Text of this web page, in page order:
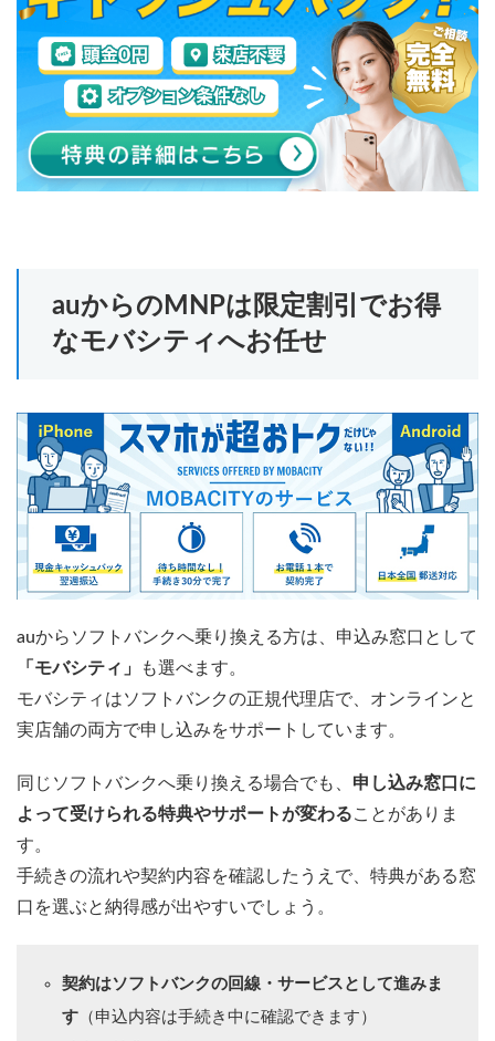
auからのMNPは限定割引でお得
なモバシティへお任せ
auからソフトバンクへ乗り換える方は、申込み窓口として
「モバシティ」
も選べます。
モバシティはソフトバンクの正規代理店で、オンラインと
実店舗の両方で申し込みをサポートしています。
同じソフトバンクへ乗り換える場合でも、 申し込み窓口に
よって受けられる特典やサポートが変わることがありま
す。
手続きの流れや契約内容を確認したうえで、特典がある窓
口を選ぶと納得感が出やすいでしょう。
契約はソフトバンクの回線・サービスとして進みま
す （申込内容は手続き中に確認できます）